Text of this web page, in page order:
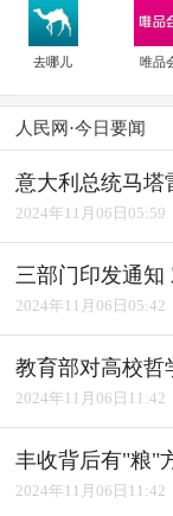
去哪儿 唯品
人民网·今日要闻
2024年11月06日05:59
三部门印发通知
2024年11月06日05:42
教育部对高校哲
2024年11月06日11:42
丰收背后有"粮"
2024年11月06日11:42